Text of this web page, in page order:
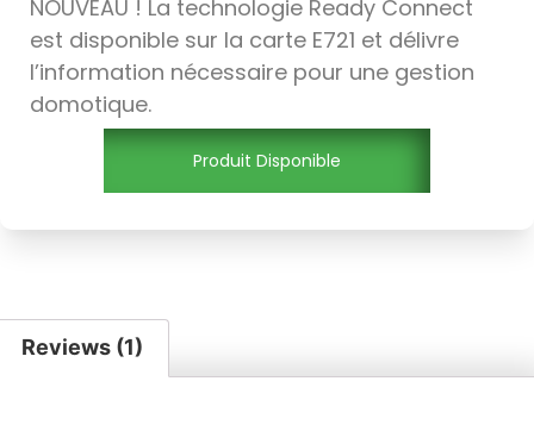
NOUVEAU ! La technologie Ready Connect
est disponible sur la carte E721 et délivre
l’information nécessaire pour une gestion
domotique.
Produit Disponible
Reviews (1)